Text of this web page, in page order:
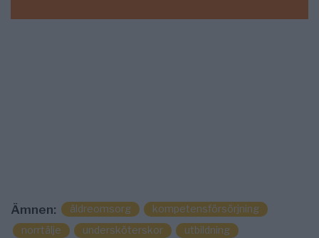
Ämnen: äldreomsorg
kompetensförsörjning
norrtälje
undersköterskor utbildning